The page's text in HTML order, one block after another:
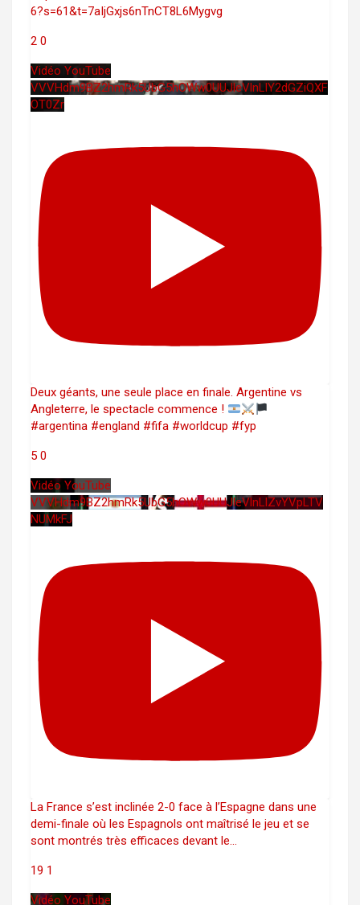
6?s=61&t=7aIjGxjs6nTnCT8L6Mygvg
2 0
Vidéo YouTube
VVVHdm9BZ2hmRk5UbG5hOWw0UUJleVlnLlY2dGZiQXF
OT0Zr
Deux géants, une seule place en finale. Argentine vs
Angleterre, le spectacle commence !
#argentina #england #fifa #worldcup #fyp
5 0
Vidéo YouTube
VVVHdm9BZ2hmRk5UbG5hOWw0UUJleVlnLlZvYVpLTV
NUMkFJ
La France s’est inclinée 2-0 face à l’Espagne dans une
demi-finale où les Espagnols ont maîtrisé le jeu et se
sont montrés très efficaces devant le...
19 1
Vidéo YouTube